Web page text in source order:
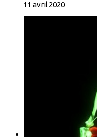
11 avril 2020